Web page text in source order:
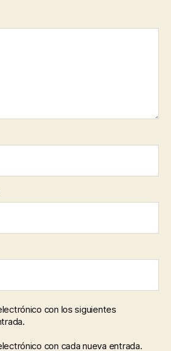
con los siguientes
con cada nueva entrada.